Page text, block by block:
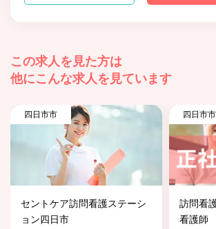
この求人を見た方は
他にこんな求人を見ています
四日市市
セントケア訪問看護ステーシ
ョン四日市
四日市市
訪問看
看護師